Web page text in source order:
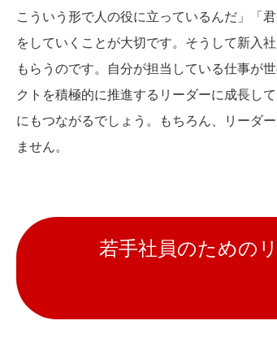
こういう形で人の役に立っているんだ」「
をしていくことが大切です。そうして新入
もらうのです。自分が担当している仕事が
クトを積極的に推進するリーダーに成長し
にもつながるでしょう。もちろん、リーダ
ません。
若手社員のための